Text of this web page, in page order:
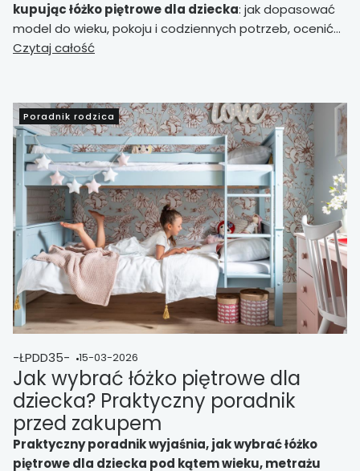
kupując łóżko piętrowe dla dziecka: jak dopasować
model do wieku, pokoju i codziennych potrzeb, ocenić
wymiary, bezpieczeństwo, barierki, stabilność oraz
aranżację wnętrza.
Czytaj całość
Poradnik rodzica
-ŁPDD35- 15-03-2026
Jak wybrać łóżko piętrowe dla
dziecka? Praktyczny poradnik
przed zakupem
Praktyczny poradnik wyjaśnia, jak wybrać łóżko
piętrowe dla dziecka pod kątem wieku, metrażu